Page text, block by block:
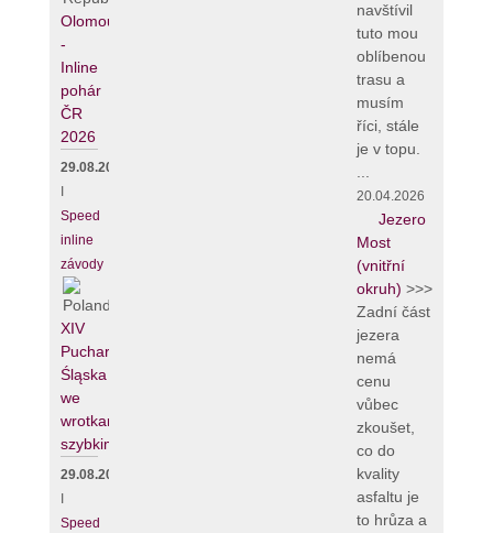
Olomouc
-
Inline
pohár
ČR
2026
29.08.2026
Speed
inline
závody
XIV
Puchar
Śląska
we
wrotkarstwie
szybkim
29.08.2026
Speed
navštívil
tuto mou
oblíbenou
trasu a
musím
říci, stále
je v topu.
...
20.04.2026
Jezero
Most
(vnitřní
okruh) >>>
Zadní část
jezera
nemá
cenu
vůbec
zkoušet,
co do
kvality
asfaltu je
to hrůza a